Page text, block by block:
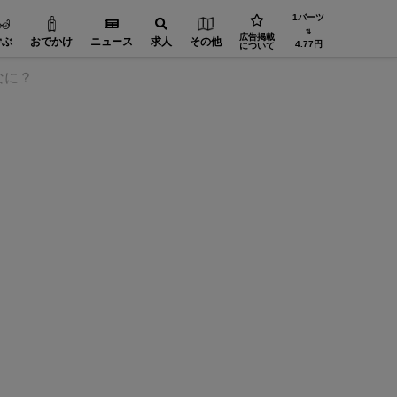
おでかけ ニュース 求人 その他
広告掲載
について
1バーツ
⇅
4.77円
？